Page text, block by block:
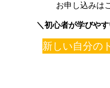
お申し込みは
＼初心者が学びや
新しい自分の